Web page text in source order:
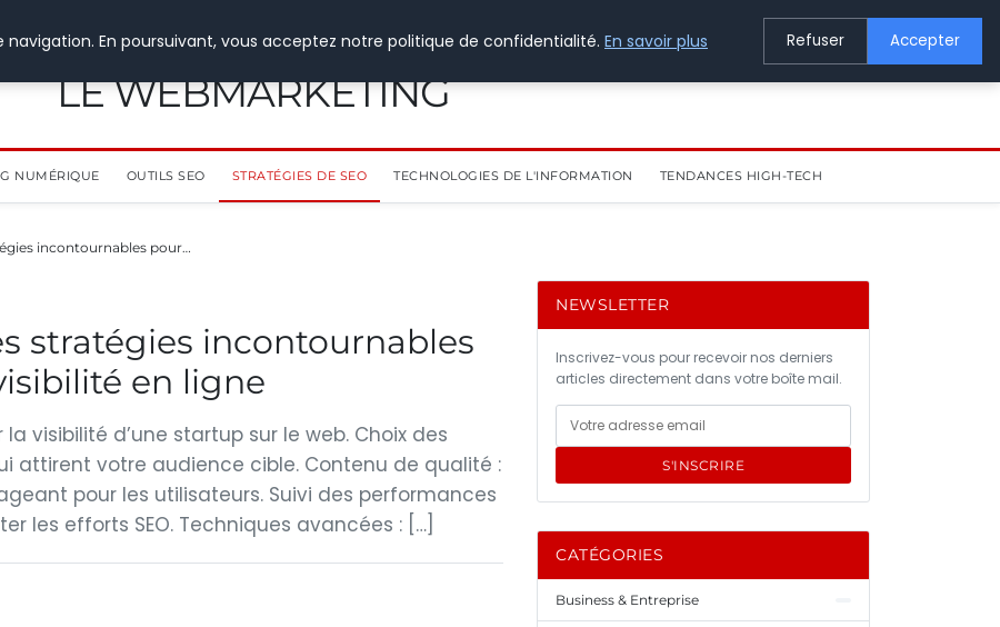
LE WEBMARKETING
NUMÉRIQUE OUTILS SEO STRATÉGIES DE SEO TECHNOLOGIES DE L'INFORMATION TENDANCES HIGH-TECH
incontournables pour…
stratégies incontournables
en ligne
la visibilité d’une startup sur le web. Choix des
attirent votre audience cible. Contenu de qualité :
pour les utilisateurs. Suivi des performances
les efforts SEO. Techniques avancées : […]
NEWSLETTER
Inscrivez-vous pour recevoir nos derniers
articles directement dans votre boîte mail.
S'INSCRIRE
CATÉGORIES
Business & Entreprise
En poursuivant, vous acceptez notre politique de confidentialité. En savoir plus Refuser Accepter